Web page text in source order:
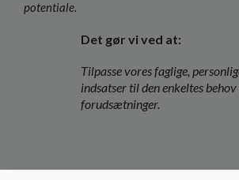
potentiale
Det gør vi ved at:
Tilpasse vores faglige,
indsatser til den enkeltes behov
forudsætninger.